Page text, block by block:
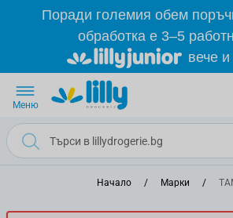
Прескачане към съдържанието
Поради големия обем
обработка е 3–5
вече
Меню
Начало / Марки /